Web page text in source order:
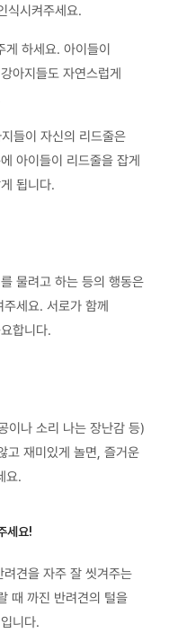
식시켜주세요.
하세요. 아이들이
아지들도 자연스럽게
들이 자신의 리드줄은
아이들이 리드줄을 잡게
됩니다.
물려고 하는 등의 행동은
세요. 서로가 함께
합니다.
이나 소리 나는 장난감 등)
고 재미있게 놀면, 즐거운
요.
세요!
견을 자주 잘 씻겨주는
때 까진 반려견의 털을
니다.